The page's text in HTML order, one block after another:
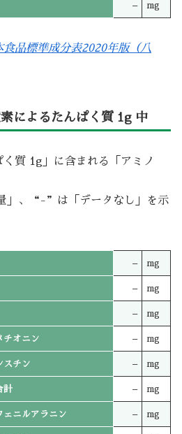
– mg
品標準成分表2020年版（八
によるたんぱく質 1g 中
質 1g」に含まれる「アミノ
、“-”は「データなし」を示
– mg
– mg
– mg
チオニン – mg
スチン – mg
計 – mg
ェニルアラニン – mg